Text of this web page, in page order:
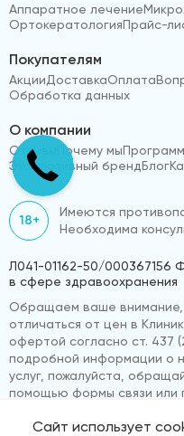
Аппаратное лечение
ОртокератологияПрайс-
Покупателям
АкцииДоставкаОплата
Обработка данных
О компании
Отзывы Почему мы
Эксклюзивный брендБлог
18+
Имеются
Необходима
Л041-01162-50/000367156
в сфере здравоохранения
Обращаем ваше внимание,
отличаться от цен в
офертой согласно ст. 437
подробной информации о
услуг, пожалуйста,
помощью формы связи или
Сайт использует